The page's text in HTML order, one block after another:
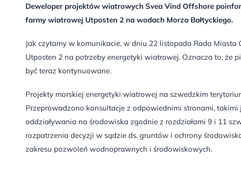
Deweloper projektów wiatrowych Svea Vind Offshore
farmy wiatrowej Utposten 2 na wodach Morza Bałtyckiego.
Jak czytamy w komunikacie, w dniu 22 listopada Rada
Utposten 2 na potrzeby energetyki wiatrowej. Oznacza to, że
być teraz kontynuowane.
Projekty morskiej energetyki wiatrowej na szwedzkim
Przeprowadzono konsultacje z odpowiednimi stronami,
oddziaływania na środowiska zgodnie z rozdziałami 9 i 11
rozpatrzenia decyzji w sądzie ds. gruntów i ochrony
zakresu pozwoleń wodnoprawnych i środowiskowych.